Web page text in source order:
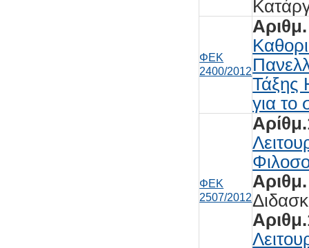
ΦΕΚ
2400/2012
Τάξης
για το
ΦΕΚ
2507/2012